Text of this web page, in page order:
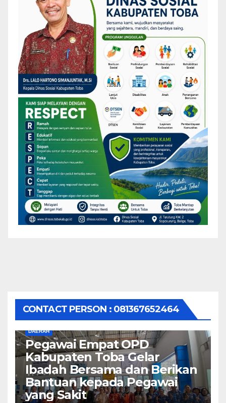
CONTACT PERSON : 081367652464
DAERAH
Pegawai Empat OPD
Kabupaten Toba Gelar
Ibadah Bersama dan Berikan
Bantuan kepada Pegawai
yang Sakit